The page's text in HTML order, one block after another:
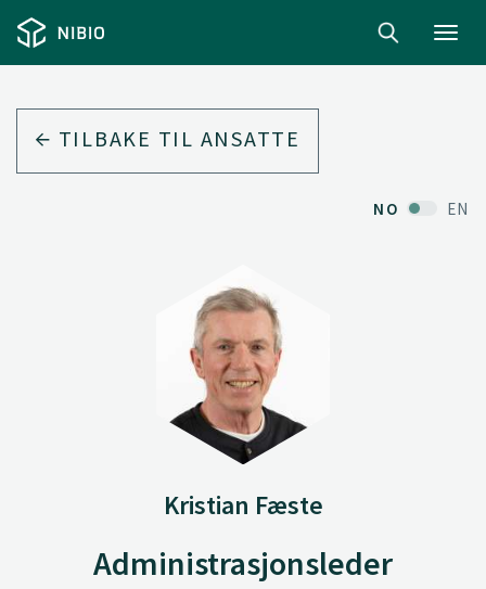
TILBAKE TIL ANSATTE
NO EN
Kristian Fæste
Administrasjonsleder